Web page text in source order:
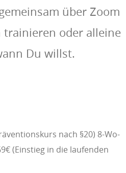
über Zoom
trainieren oder alleine
Du willst.
nach §20) 8-Wo-
(Einstieg in die laufenden